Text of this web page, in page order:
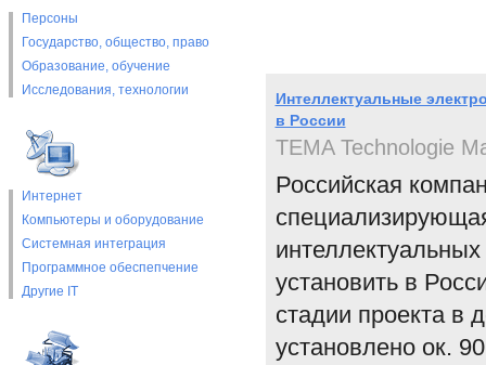
Персоны
Государство, общество, право
Образование, обучение
Исследования, технологии
Интернет
Компьютеры и оборудование
Системная интеграция
Программное обеспепчение
Другие IT
Интеллектуальные
в России
TEMA Technologie
Российская
установить в
стадии проекта в
установлено ок.